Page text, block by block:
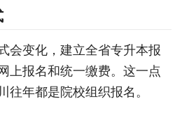
会变化，建立全省专升本报
上报名和统一缴费。这一点
往年都是院校组织报名。